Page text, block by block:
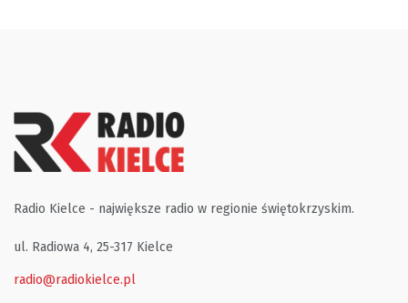
Radio Kielce - największe radio w regionie świętokrzyskim.
ul. Radiowa 4, 25-317 Kielce
radio@radiokielce.pl